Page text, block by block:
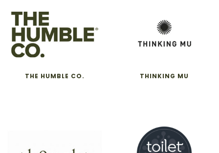
THE HUMBLE CO. THINKING MU